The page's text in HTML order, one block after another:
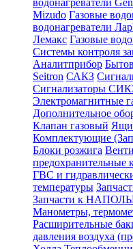
водонагреватели
Mizudo Газовые
водонагреватели
Лемакс Газовые
Системы контроля
Аналитприбор
Seitron САКЗ
Сигнализаторы
Электромагнитные
Дополнительное
Клапан газовый
Комплектующие
Блоки розжига
предохранительные
ГВС и
температуры
Запчасти к
Манометры,
Расширительные
давления воздуха